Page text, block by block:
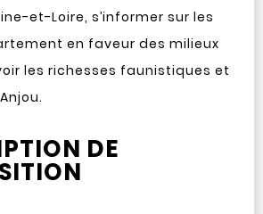
et-Loire, s’informer sur les
en faveur des milieux
les richesses faunistiques et
DE